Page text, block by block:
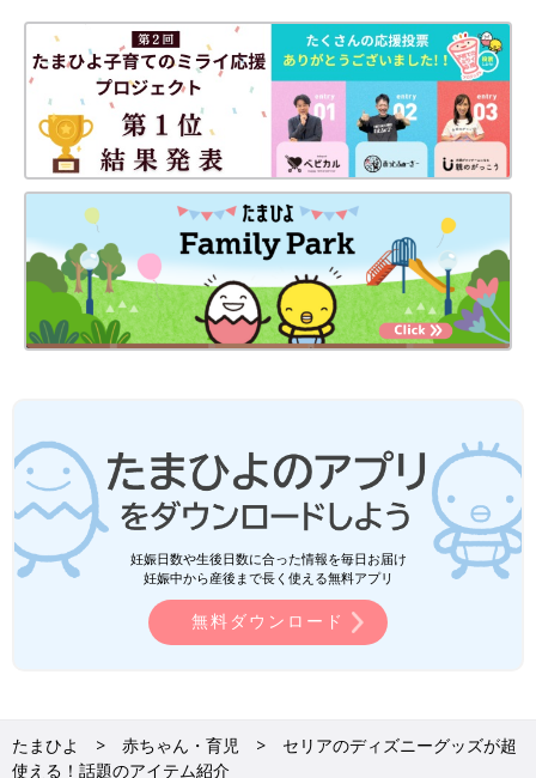
妊娠日数や生後日数に合った情報を毎日お届け
妊娠中から産後まで長く使える無料アプリ
無料ダウンロード
たまひよ 赤ちゃん・育児
セリアのディズニーグッズが超
使える！話題のアイテム紹介